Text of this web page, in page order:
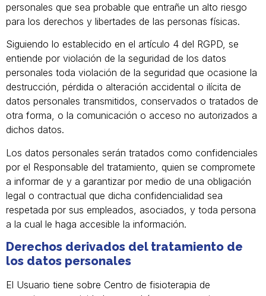
personales que sea probable que entrañe un alto riesgo
para los derechos y libertades de las personas físicas.
Siguiendo lo establecido en el artículo 4 del RGPD, se
entiende por violación de la seguridad de los datos
personales toda violación de la seguridad que ocasione la
destrucción, pérdida o alteración accidental o ilícita de
datos personales transmitidos, conservados o tratados de
otra forma, o la comunicación o acceso no autorizados a
dichos datos.
Los datos personales serán tratados como confidenciales
por el Responsable del tratamiento, quien se compromete
a informar de y a garantizar por medio de una obligación
legal o contractual que dicha confidencialidad sea
respetada por sus empleados, asociados, y toda persona
a la cual le haga accesible la información.
Derechos derivados del tratamiento de
los datos personales
El Usuario tiene sobre Centro de fisioterapia de